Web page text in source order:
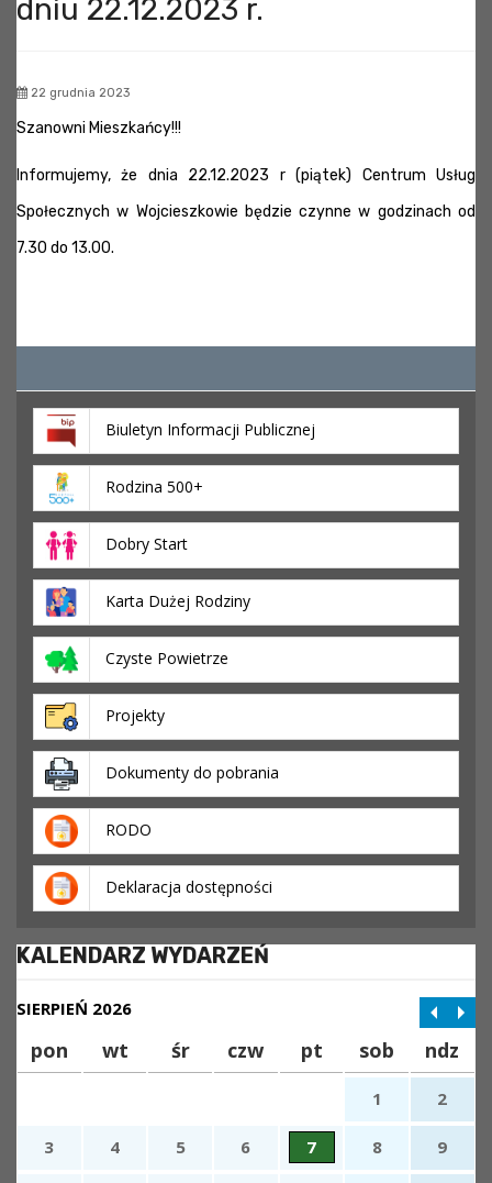
dniu 22.12.2023 r.
22 grudnia 2023
Szanowni Mieszkańcy!!!
Informujemy, że dnia 22.12.2023 r (piątek) Centrum Usług
Społecznych w Wojcieszkowie będzie czynne w godzinach od
7.30 do 13.00.
Biuletyn Informacji Publicznej
Rodzina 500+
Dobry Start
Karta Dużej Rodziny
Czyste Powietrze
Projekty
Dokumenty do pobrania
RODO
Deklaracja dostępności
KALENDARZ WYDARZEŃ
SIERPIEŃ 2026
pon wt śr czw pt sob ndz
1 2
3 4 5 6 7 8 9